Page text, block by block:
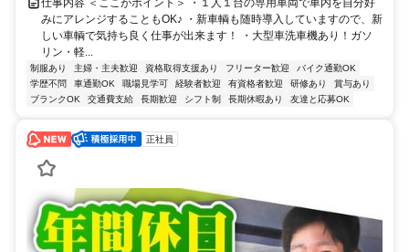
仕事内容 ＜ここがポイント＞ ・１人１台の専用車両で車内を自分好
みにアレンジすることもOK♪ ・新車輌も随時導入していますので、新
しい車輌で気持ち良く仕事が出来ます！ ・大型車洗車機あり！ガソ
リン・軽...
制服あり 主婦・主夫歓迎 資格取得支援あり フリーター歓迎
バイク通勤OK
学歴不問
車通勤OK 職場見学可 経験者歓迎 有資格者歓迎 研修あり
賞与あり
ブランクOK
交通費支給 長期歓迎 シフト制 長期休暇あり 友達と応募OK
正社員